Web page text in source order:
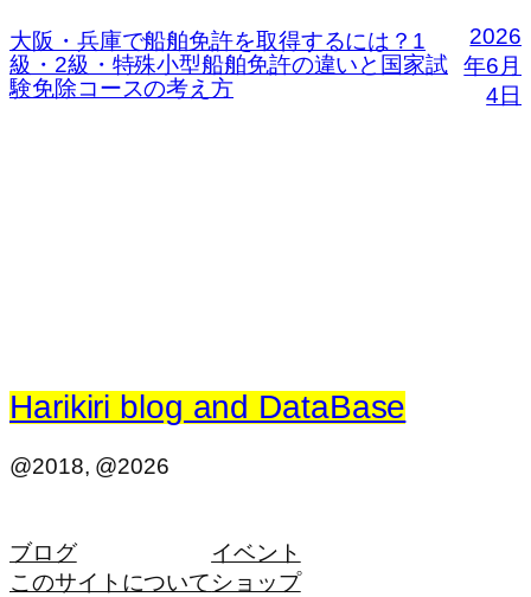
大阪・兵庫で船舶免許を取得するには？1
級・2級・特殊小型船舶免許の違いと国家試
験免除コースの考え方
2026
年6月
4日
Harikiri blog and DataBase
@2018, @2026
ブログ
このサイトについて
イベント
ショップ